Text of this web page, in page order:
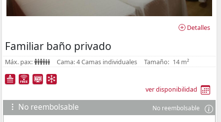
Detalles
Familiar baño privado
Máx. pax: Cama: 4 Camas individuales Tamaño: 14 m²
ver disponibilidad
No reembolsable No reembolsable